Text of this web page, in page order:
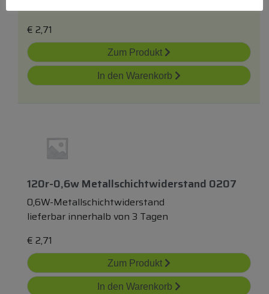
€ 2,71
Zum Produkt
In den Warenkorb
120r-0,6w Metallschichtwiderstand 0207
0,6W-Metallschichtwiderstand
lieferbar innerhalb von 3 Tagen
€ 2,71
Zum Produkt
In den Warenkorb